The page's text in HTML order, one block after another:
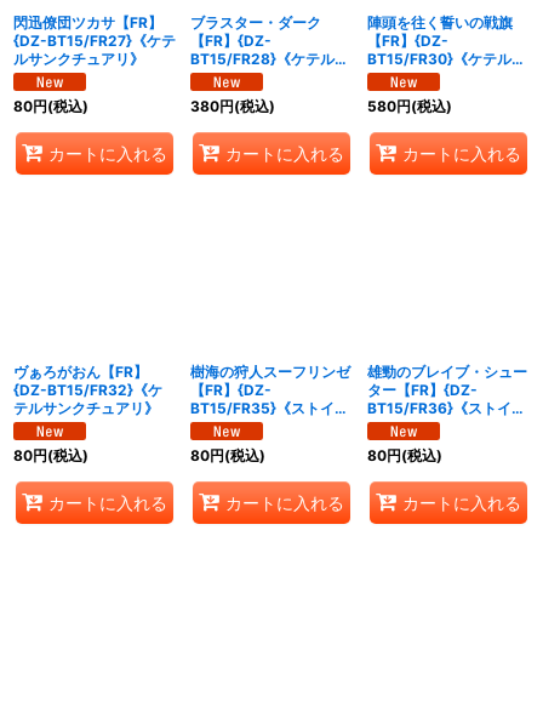
閃迅僚団ツカサ【FR】
{DZ-BT15/FR27}《ケテ
ルサンクチュアリ》
80円(税込)
カートに入れる
ブラスター・ダーク
【FR】{DZ-
BT15/FR28}《ケテルサ
ンクチュアリ》
380円(税込)
カートに入れる
陣頭を往く誓いの戦旗
【FR】{DZ-
BT15/FR30}《ケテルサ
ンクチュアリ》
580円(税込)
カートに入れる
ヴぁろがおん【FR】
{DZ-BT15/FR32}《ケ
テルサンクチュアリ》
80円(税込)
カートに入れる
樹海の狩人スーフリンゼ
【FR】{DZ-
BT15/FR35}《ストイケ
イア》
80円(税込)
カートに入れる
雄勁のブレイブ・シュー
ター【FR】{DZ-
BT15/FR36}《ストイケ
イア》
80円(税込)
カートに入れる